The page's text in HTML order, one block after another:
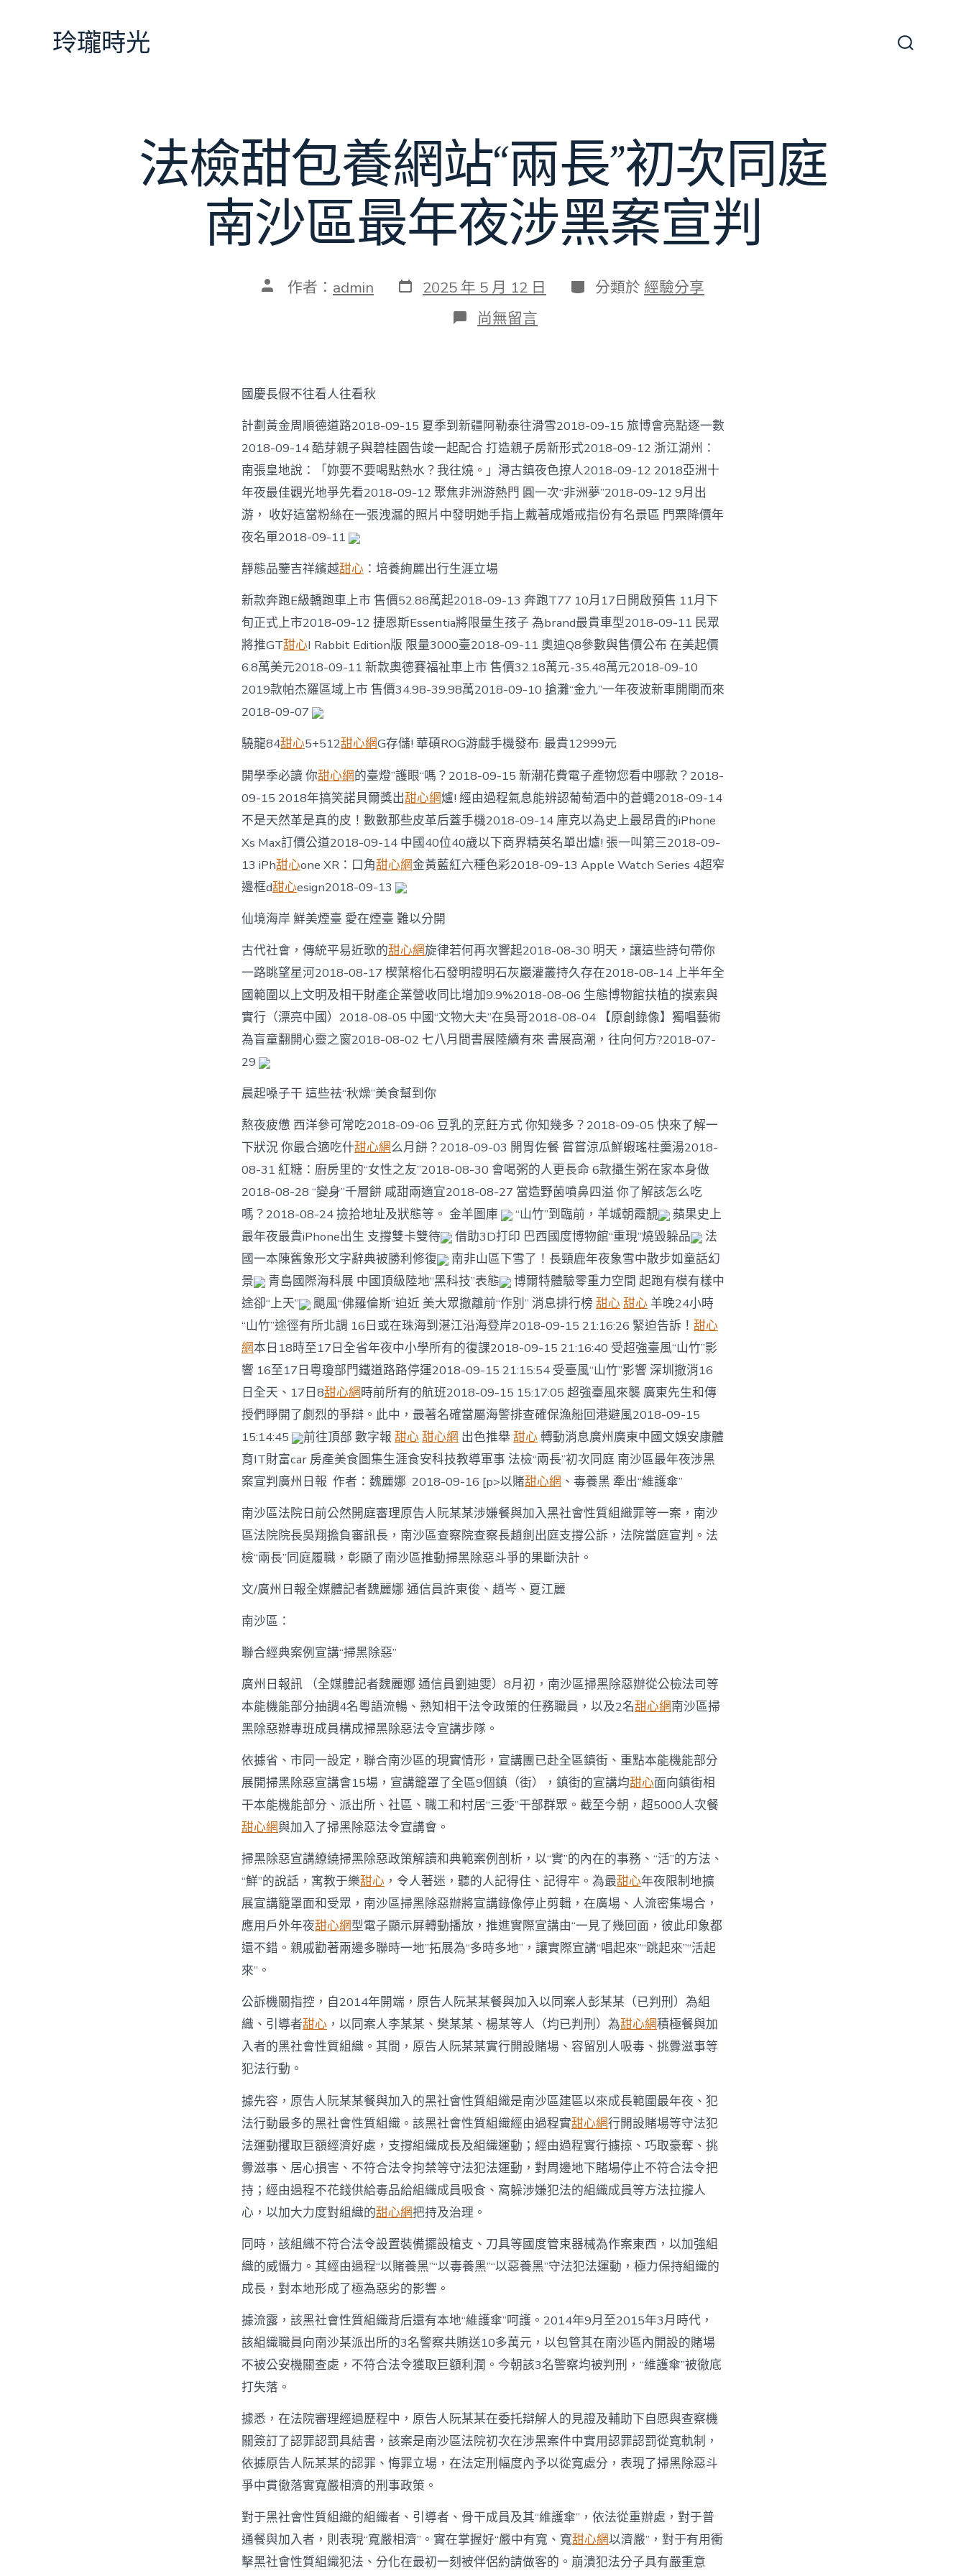
玲瓏時光
法檢甜包養網站“兩長”初次同庭
南沙區最年夜涉黑案宣判
文 作者： admin 發
表
2025 年 5 月 12 日 分
類
分類於 經驗分享
在
〈法
站
“兩
長”
次
同
庭
南
最
年
涉
黑
案
宣
判〉
中
尚無留言
國慶長假不往看人往看秋
計劃黃金周順德道路2018-09-15 夏季到新疆阿勒泰往滑雪2018-09-15 旅博會亮點逐一數
2018-09-14 酷芽親子與碧桂園告竣一起配合 打造親子房新形式2018-09-12 浙江湖州：
南張皇地說：「妳要不要喝點熱水？我往燒。」潯古鎮夜色撩人2018-09-12 2018亞洲十
年夜最佳觀光地爭先看2018-09-12 聚焦非洲游熱門 圓一次“非洲夢”2018-09-12 9月出
游， 收好這當粉絲在一張洩漏的照片中發明她手指上戴著成婚戒指份有名景區 門票降價年
夜名單2018-09-11
靜態品鑒吉祥繽越甜心 ：培養絢麗出行生涯立場
新款奔跑E級轎跑車上市 售價52.88萬起2018-09-13 奔跑T77 10月17日開啟預售 11月下
旬正式上市2018-09-12 捷恩斯Essentia將限量生孩子 為brand最貴車型2018-09-11 民眾
將推GT甜心I Rabbit Edition版 限量3000臺2018-09-11 奧迪Q8參數與售價公布 在美起價
6.8萬美元2018-09-11 新款奧德賽福祉車上市 售價32.18萬元-35.48萬元2018-09-10
2019款帕杰羅區域上市 售價34.98-39.98萬2018-09-10 搶灘“金九”一年夜波新車開閘而來
2018-09-07
驍龍84甜心5+512甜心網G存儲! 華碩ROG游戲手機發布: 最貴12999元
開學季必讀 你甜心網的臺燈”護眼“嗎？2018-09-15 新潮花費電子產物您看中哪款？2018-
09-15 2018年搞笑諾貝爾獎出甜心網爐! 經由過程氣息能辨認葡萄酒中的蒼蠅2018-09-14
不是天然革是真的皮！數數那些皮革后蓋手機2018-09-14 庫克以為史上最昂貴的iPhone
Xs Max訂價公道2018-09-14 中國40位40歲以下商界精英名單出爐! 張一叫第三2018-09-
13 iPh甜心one XR：口角甜心網金黃藍紅六種色彩2018-09-13 Apple Watch Series 4超窄
邊框d甜心esign2018-09-13
仙境海岸 鮮美煙臺 愛在煙臺 難以分開
古代社會，傳統平易近歌的甜心網旋律若何再次響起2018-08-30 明天，讓這些詩句帶你
一路眺望星河2018-08-17 楔葉榕化石發明證明石灰巖灌叢持久存在2018-08-14 上半年全
國範圍以上文明及相干財產企業營收同比增加9.9%2018-08-06 生態博物館扶植的摸索與
實行（漂亮中國）2018-08-05 中國“文物大夫”在吳哥2018-08-04 【原創錄像】獨唱藝術
為盲童翻開心靈之窗2018-08-02 七八月間書展陸續有來 書展高潮，往向何方?2018-07-
29
晨起嗓子干 這些祛“秋燥”美食幫到你
熬夜疲憊 西洋參可常吃2018-09-06 豆乳的烹飪方式 你知幾多？2018-09-05 快來了解一
下狀況 你最合適吃什甜心網么月餅？2018-09-03 開胃佐餐 嘗嘗涼瓜鮮蝦瑤柱羹湯2018-
08-31 紅糖：廚房里的“女性之友”2018-08-30 會喝粥的人更長命 6款攝生粥在家本身做
2018-08-28 “變身”千層餅 咸甜兩適宜2018-08-27 當造野菌噴鼻四溢 你了解該怎么吃
嗎？2018-08-24 撿拾地址及狀態等。 金羊圖庫
“山竹”到臨前，羊城朝霞靚
蘋果史上
最年夜最貴iPhone出生 支撐雙卡雙待
借助3D打印 巴西國度博物館“重現”燒毀躲品
法
國一本陳舊象形文字辭典被勝利修復
南非山區下雪了！長頸鹿年夜象雪中散步如童話幻
景
青島國際海科展 中國頂級陸地“黑科技”表態
博爾特體驗零重力空間 起跑有模有樣中
途卻“上天”
颶風“佛羅倫斯”迫近 美大眾撤離前“作別” 消息排行榜 甜心 甜心 羊晚24小時
“山竹”途徑有所北調 16日或在珠海到湛江沿海登岸2018-09-15 21:16:26 緊迫告訴！ 甜心
網本日18時至17日全省年夜中小學所有的復課2018-09-15 21:16:40 受超強臺風“山竹”影
響 16至17日粵瓊部門鐵道路路停運2018-09-15 21:15:54 受臺風“山竹”影響 深圳撤消16
日全天、17日8甜心網時前所有的航班2018-09-15 15:17:05 超強臺風來襲 廣東先生和傳
授們睜開了劇烈的爭辯。此中，最著名確當屬海警排查確保漁船回港避風2018-09-15
15:14:45
前往頂部 數字報 甜心 甜心網 出色推舉 甜心 轉動消息廣州廣東中國文娛安康體
育IT財富car 房產美食圖集生涯食安科技教導軍事 法檢“兩長”初次同庭 南沙區最年夜涉黑
案宣判廣州日報 作者：魏麗娜 2018-09-16 [p>以賭甜心網 、毒養黑 牽出“維護傘”
南沙區法院日前公然開庭審理原告人阮某某涉嫌餐與加入黑社會性質組織罪等一案，南沙
區法院院長吳翔擔負審訊長，南沙區查察院查察長趙劍出庭支撐公訴，法院當庭宣判。法
檢“兩長”同庭履職，彰顯了南沙區推動掃黑除惡斗爭的果斷決計。
文/廣州日報全媒體記者魏麗娜 通信員許東俊、趙岑、夏江麗
南沙區：
聯合經典案例宣講“掃黑除惡”
廣州日報訊 （全媒體記者魏麗娜 通信員劉迪雯）8月初，南沙區掃黑除惡辦從公檢法司等
本能機能部分抽調4名粵語流暢、熟知相干法令政策的任務職員，以及2名甜心網南沙區掃
黑除惡辦專班成員構成掃黑除惡法令宣講步隊。
依據省、市同一設定，聯合南沙區的現實情形，宣講團已赴全區鎮街、重點本能機能部分
展開掃黑除惡宣講會15場，宣講籠罩了全區9個鎮（街），鎮街的宣講均甜心面向鎮街相
干本能機能部分、派出所、社區、職工和村居“三委”干部群眾。截至今朝，超5000人次餐
甜心網與加入了掃黑除惡法令宣講會。
掃黑除惡宣講繚繞掃黑除惡政策解讀和典範案例剖析，以“實”的內在的事務、“活”的方法、
“鮮”的說話，寓教于樂甜心 ，令人著迷，聽的人記得住、記得牢。為最甜心年夜限制地擴
展宣講籠罩面和受眾，南沙區掃黑除惡辦將宣講錄像停止剪輯，在廣場、人流密集場合，
應用戶外年夜甜心網型電子顯示屏轉動播放，推進實際宣講由“一見了幾回面，彼此印象都
還不錯。親戚勸著兩邊多聯時一地”拓展為“多時多地”，讓實際宣講“唱起來”“跳起來”“活起
來”。
公訴機關指控，自2014年開端，原告人阮某某餐與加入以同案人彭某某（已判刑）為組
織、引導者甜心 ，以同案人李某某、樊某某、楊某等人（均已判刑）為甜心網積極餐與加
入者的黑社會性質組織。其間，原告人阮某某實行開設賭場、容留別人吸毒、挑釁滋事等
犯法行動。
據先容，原告人阮某某餐與加入的黑社會性質組織是南沙區建區以來成長範圍最年夜、犯
法行動最多的黑社會性質組織。該黑社會性質組織經由過程實甜心網行開設賭場等守法犯
法運動攫取巨額經濟好處，支撐組織成長及組織運動；經由過程實行擄掠、巧取豪奪、挑
釁滋事、居心損害、不符合法令拘禁等守法犯法運動，對周邊地下賭場停止不符合法令把
持；經由過程不花錢供給毒品給組織成員吸食、窩躲涉嫌犯法的組織成員等方法拉攏人
心，以加大力度對組織的甜心網把持及治理。
同時，該組織不符合法令設置裝備擺設槍支、刀具等國度管束器械為作案東西，以加強組
織的威懾力。其經由過程“以賭養黑”“以毒養黑”“以惡養黑”守法犯法運動，極力保持組織的
成長，對本地形成了極為惡劣的影響。
據流露，該黑社會性質組織背后還有本地“維護傘”呵護。2014年9月至2015年3月時代，
該組織職員向南沙某派出所的3名警察共賄送10多萬元，以包管其在南沙區內開設的賭場
不被公安機關查處，不符合法令獲取巨額利潤。今朝該3名警察均被判刑，“維護傘”被徹底
打失落。
據悉，在法院審理經過歷程中，原告人阮某某在委托辯解人的見證及輔助下自愿與查察機
關簽訂了認罪認罰具結書，該案是南沙區法院初次在涉黑案件中實用認罪認罰從寬軌制，
依據原告人阮某某的認罪、悔罪立場，在法定刑幅度內予以從寬處分，表現了掃黑除惡斗
爭中貫徹落實寬嚴相濟的刑事政策。
對于黑社會性質組織的組織者、引導者、骨干成員及其“維護傘”，依法從重辦處，對于普
通餐與加入者，則表現“寬嚴相濟”。實在掌握好“嚴中有寬、寬甜心網以濟嚴”，對于有用衝
擊黑社會性質組織犯法、分化在最初一刻被伴侶約請做客的。崩潰犯法分子具有嚴重意